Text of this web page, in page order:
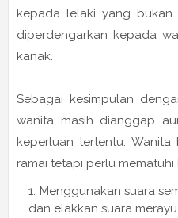
kepada lelaki yang bukan
diperdengarkan kepada
kanak.
Sebagai kesimpulan
wanita masih dianggap
keperluan tertentu.
ramai tetapi perlu
Menggunakan suara
dan elakkan suara